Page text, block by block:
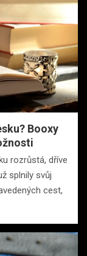
Booxy
rozrůstá, dříve
splnily svůj
cest,